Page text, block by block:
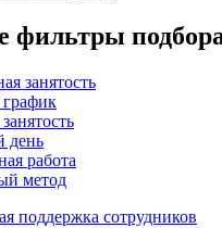
фильтры
занятость
день
работа
метод
поддержка сотрудников